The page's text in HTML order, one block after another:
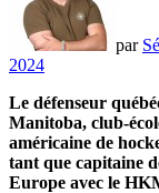
par
2024
Le défenseur
Manitoba, club-
américaine de
tant que capitaine
Europe avec le